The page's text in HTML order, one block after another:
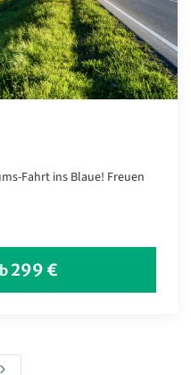
Fahrt ins Blaue! Freuen
299 €